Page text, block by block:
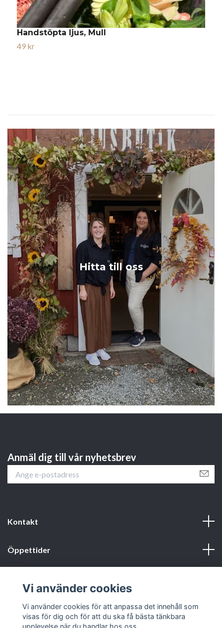
Hitta till oss
Handstöpta ljus, Mull
49 kr
Anmäl dig till vår nyhetsbrev
Kontakt
Öppettider
Sociala medier
Vi använder cookies
Vi använder cookies för att anpassa det innehåll som
visas för dig och för att du ska få bästa tänkbara
upplevelse när du handlar hos oss.